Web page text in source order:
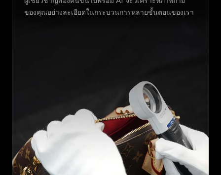
ของคุณอย่างละเอียดในกระบวนการหลายขั้นตอนของเรา